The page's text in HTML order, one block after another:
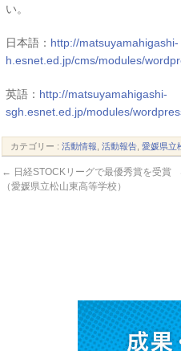
い。
日本語： http://matsuyamahigashi-
h.esnet.ed.jp/cms/modules/
英語： http://matsuyamahigashi-
sgh.esnet.ed.jp/modules/
カテゴリー :活動情報 ,活動報告 ,愛媛県立
← 日経STOCKリーグで最優秀賞を受賞
（愛媛県立松山東高等学校）